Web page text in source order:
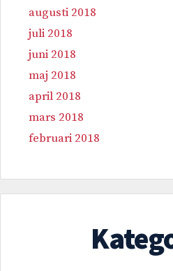
augusti 2018
juli 2018
juni 2018
maj 2018
april 2018
mars 2018
februari 2018